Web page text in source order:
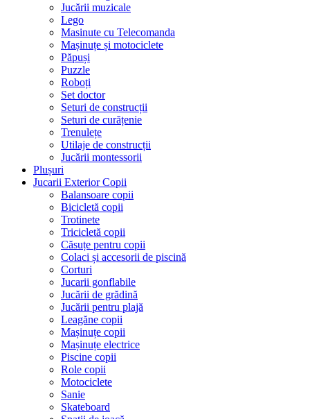
Jucării muzicale
Lego
Masinute cu Telecomanda
Mașinuțe și motociclete
Păpuși
Puzzle
Roboți
Set doctor
Seturi de construcții
Seturi de curățenie
Trenulețe
Utilaje de construcții
Jucării montessorii
Plușuri
Jucarii Exterior Copii
Balansoare copii
Bicicletă copii
Trotinete
Tricicletă copii
Căsuțe pentru copii
Colaci și accesorii de piscină
Corturi
Jucarii gonflabile
Jucării de grădină
Jucării pentru plajă
Leagăne copii
Mașinuțe copii
Mașinuțe electrice
Piscine copii
Role copii
Motociclete
Sanie
Skateboard